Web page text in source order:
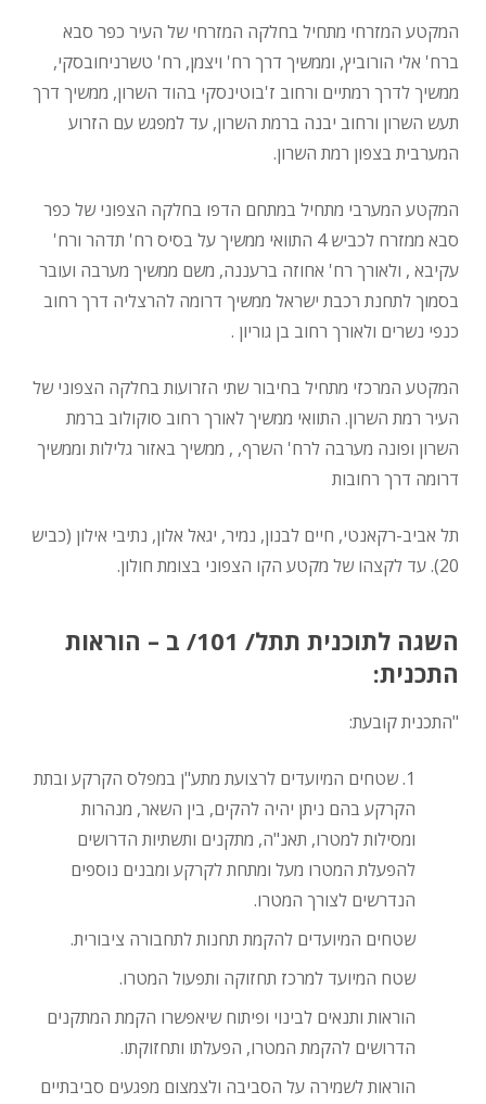
המקטע המזרחי מתחיל בחלקה המזרחי של העיר כפר סבא
ברח' אלי הורוביץ, וממשיך דרך רח' ויצמן, רח' טשרניחובסקי,
ממשיך לדרך רמתיים ורחוב ז'בוטינסקי בהוד השרון, ממשיך דרך
תעש השרון ורחוב יבנה ברמת השרון, עד למפגש עם הזרוע
המערבית בצפון רמת השרון.
המקטע המערבי מתחיל במתחם הדפו בחלקה הצפוני של כפר
סבא ממזרח לכביש 4 התוואי ממשיך על בסיס רח' תדהר ורח'
עקיבא , ולאורך רח' אחוזה ברעננה, משם ממשיך מערבה ועובר
בסמוך לתחנת רכבת ישראל ממשיך דרומה להרצליה דרך רחוב
כנפי נשרים ולאורך רחוב בן גוריון .
המקטע המרכזי מתחיל בחיבור שתי הזרועות בחלקה הצפוני של
העיר רמת השרון. התוואי ממשיך לאורך רחוב סוקולוב ברמת
השרון ופונה מערבה לרח' השרף, , ממשיך באזור גלילות וממשיך
דרומה דרך רחובות
תל אביב-רקאנטי, חיים לבנון, נמיר, יגאל אלון, נתיבי אילון (כביש
20). עד לקצהו של מקטע הקו הצפוני בצומת חולון.
השגה לתוכנית תתל/ 101/ ב – הוראות
התכנית:
"התכנית קובעת:
1. שטחים המיועדים לרצועת מתע"ן במפלס הקרקע ובתת
הקרקע בהם ניתן יהיה להקים, בין השאר, מנהרות
ומסילות למטרו, תאנ"ה, מתקנים ותשתיות הדרושים
להפעלת המטרו מעל ומתחת לקרקע ומבנים נוספים
הנדרשים לצורך המטרו.
שטחים המיועדים להקמת תחנות לתחבורה ציבורית.
שטח המיועד למרכז תחזוקה ותפעול המטרו.
הוראות ותנאים לבינוי ופיתוח שיאפשרו הקמת המתקנים
הדרושים להקמת המטרו, הפעלתו ותחזוקתו.
הוראות לשמירה על הסביבה ולצמצום מפגעים סביבתיים